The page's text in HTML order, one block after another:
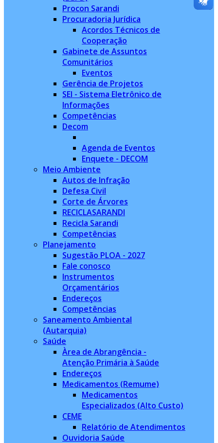
Procon Sarandi
Procuradoria Jurídica
Acordos Técnicos de
Cooperação
Gabinete de Assuntos
Comunitários
Eventos
Gerência de Projetos
SEI - Sistema Eletrônico de
Informações
Competências
Decom
Agenda de Eventos
Enquete - DECOM
Meio Ambiente
Autos de Infração
Defesa Civil
Corte de Árvores
RECICLASARANDI
Recicla Sarandi
Competências
Planejamento
Sugestão PLOA - 2027
Fale conosco
Instrumentos
Orçamentários
Endereços
Competências
Saneamento Ambiental
(Autarquia)
Saúde
Àrea de Abrangência -
Atenção Primária à Saúde
Endereços
Medicamentos (Remume)
Medicamentos
Especializados (Alto Custo)
CEME
Relatório de Atendimentos
Ouvidoria Saúde